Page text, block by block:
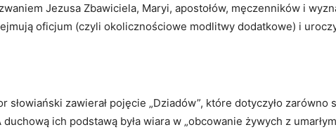
Jezusa Zbawiciela, Maryi, apostołów, męczenników i
oficjum (czyli okolicznościowe modlitwy dodatkowe) i
zawierał pojęcie „Dziadów”, które dotyczyło zarówno
ich podstawą była wiara w „obcowanie żywych z